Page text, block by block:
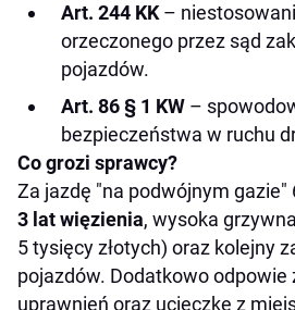
Art. 244 KK–
orzeczonego przez sąd
pojazdów.
Art. 86 § 1 KW –
bezpieczeństwa w ruchu
Co grozi sprawcy?
Za jazdę "na podwójnym gazie"
3 lat więzienia, wysoka
5 tysięcy złotych) oraz kolejny
pojazdów. Dodatkowo odpowie
uprawnień oraz ucieczkę z